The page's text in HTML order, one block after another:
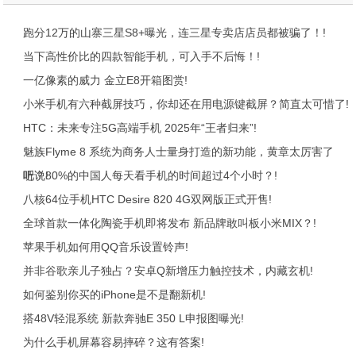
跑分12万的山寨三星S8+曝光，连三星专卖店店员都被骗了！!
当下高性价比的四款智能手机，可入手不后悔！!
一亿像素的威力 金立E8开箱图赏!
小米手机有六种截屏技巧，你却还在用电源键截屏？简直太可惜了!
HTC：未来专注5G高端手机 2025年“王者归来”!
魅族Flyme 8 系统为商务人士量身打造的新功能，黄章太厉害了
吧？!
听说80%的中国人每天看手机的时间超过4个小时？!
八核64位手机HTC Desire 820 4G双网版正式开售!
全球首款一体化陶瓷手机即将发布 新品牌敢叫板小米MIX？!
苹果手机如何用QQ音乐设置铃声!
并非谷歌亲儿子独占？安卓Q新增压力触控技术，内藏玄机!
如何鉴别你买的iPhone是不是翻新机!
搭48V轻混系统 新款奔驰E 350 L申报图曝光!
为什么手机屏幕容易摔碎？这有答案!